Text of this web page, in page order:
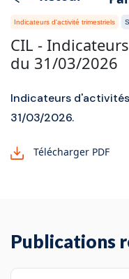
Indicateurs d'activité trimestriels
CIL -
du 31/03/2026
Indicateurs
31/03/2026.
Télécharger PDF
Publications